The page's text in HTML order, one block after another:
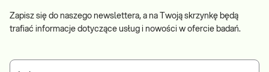
Zapisz się do naszego newslettera, a na Twoją skrzynkę będą
trafiać informacje dotyczące usług i nowości w ofercie badań.